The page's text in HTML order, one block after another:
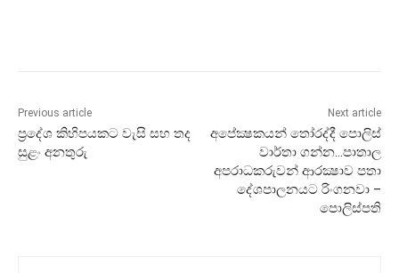
Previous article
ප්‍රදේශ කිහිපයකට වැසි සහ තද
සුළං අනතුරු
Next article
අපේක්‍ෂකයන් තෝරද්දී පොලිස්
වාර්තා ගන්න…පාතාල
අපරාධකරුවන් ආරක්‍ෂාව පතා
දේශපාලනයට රිංගනවා –
පොලිස්පති